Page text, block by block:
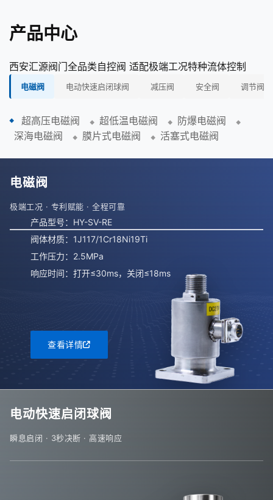
产品中心
西安汇源阀门全品类自控阀 适配极端工况特种流体控制
电磁阀 电动快速启闭球阀 减压阀 安全阀 调节阀
超高压电磁阀 超低温电磁阀
防爆电磁阀
深海电磁阀
膜片式电磁阀 活塞式电磁阀
电磁阀
极端工况 · 专利赋能 · 全程可靠
产品型号：HY-SV-RE
阀体材质：1J117/1Cr18Ni19Ti
工作压力：2.5MPa
响应时间：打开≤30ms，关闭≤18ms
查看详情
电动快速启闭球阀
瞬息启闭 · 3秒决断 · 高速响应